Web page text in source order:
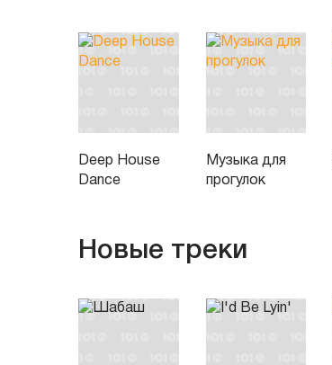
Deep House
Dance
Музыка для
прогулок
Новые треки